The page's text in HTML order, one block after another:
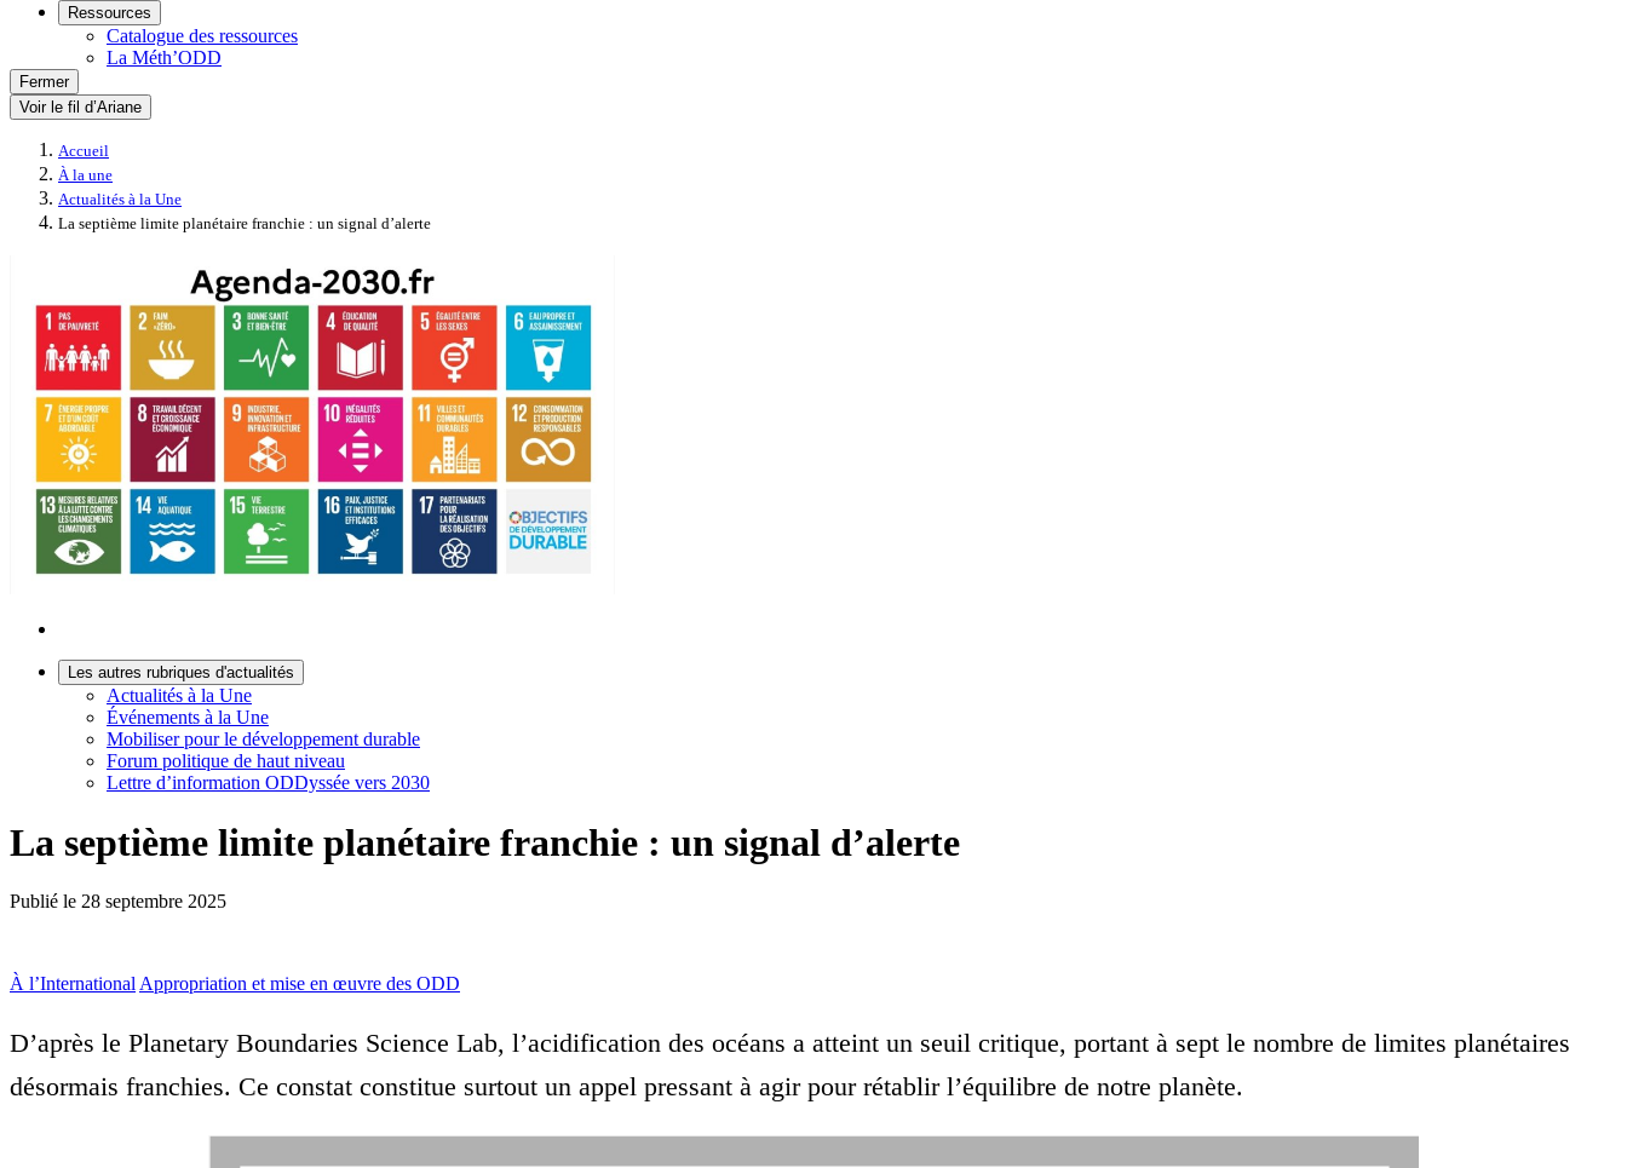
Ressources
Catalogue des ressources
La Méth’ODD
Fermer
Voir le fil d’Ariane
Accueil
À la une
Actualités à la Une
La septième limite planétaire franchie : un signal d’alerte
Les autres rubriques d'actualités
Actualités à la Une
Événements à la Une
Mobiliser pour le développement durable
Forum politique de haut niveau
Lettre d’information ODDyssée vers 2030
La septième limite planétaire franchie : un signal d’alerte
Publié le 28 septembre 2025
À l’International Appropriation et mise en œuvre des ODD
D’après le Planetary Boundaries Science Lab, l’acidification des océans a atteint un seuil critique, portant à sept le nombre de limites planétaires
désormais franchies. Ce constat constitue surtout un appel pressant à agir pour rétablir l’équilibre de notre planète.